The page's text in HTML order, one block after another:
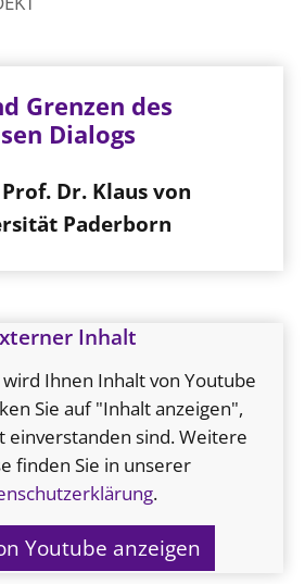
Grenzen des
Dialogs
Dr. Klaus von
Paderborn
Inhalt
Ihnen Inhalt von Youtube
Sie auf "Inhalt anzeigen",
einverstanden sind. Weitere
finden Sie in unserer
.
Youtube anzeigen